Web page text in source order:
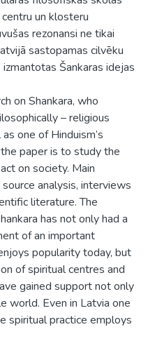
un klosteru
rezonansi ne tikai
sastopamas cilvēku
Šankaras idejas
on Shankara, who
– religious
one of Hinduism’s
paper is to study the
on society. Main
analysis, interviews
literature. The
has not only had a
of an important
popularity today, but
of spiritual centres and
gained support not only
world. Even in Latvia one
spiritual practice employs